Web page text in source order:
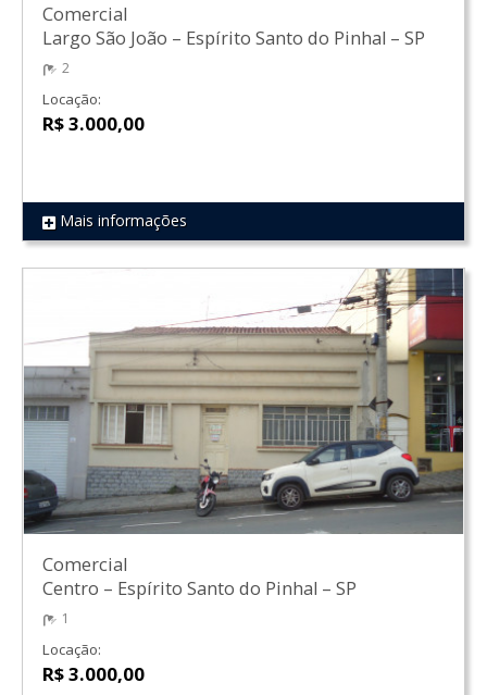
REF 661
Comercial
Largo São João – Espírito Santo do Pinhal – SP
2
Locação:
R$ 3.000,00
Mais informações
Comercial
Centro – Espírito Santo do Pinhal – SP
1
Locação:
R$ 3.000,00